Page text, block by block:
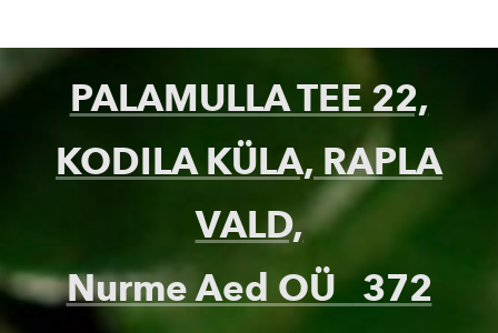
PALAMULLA TEE 22,
KODILA KÜLA, RAPLA
VALD,
Nurme Aed OÜ372